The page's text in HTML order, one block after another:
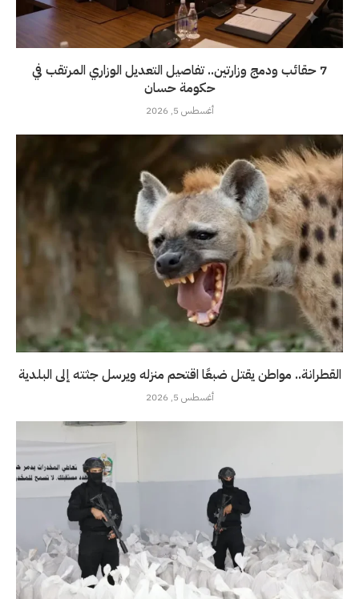
7 حقائب ودمج وزارتين.. تفاصيل التعديل الوزاري المرتقب في
حكومة حسان
أغسطس 5, 2026
القطرانة.. مواطن يقتل ضبعًا اقتحم منزله ويرسل جثته إلى البلدية
أغسطس 5, 2026